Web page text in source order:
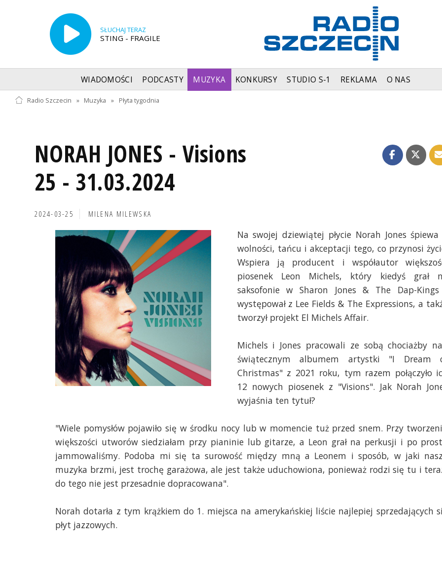
SŁUCHAJ TERAZ
STING - FRAGILE
WIADOMOŚCI PODCASTY MUZYKA KONKURSY STUDIO S-1 REKLAMA O NAS
Radio Szczecin » Muzyka » Płyta tygodnia
NORAH JONES - Visions
25 - 31.03.2024
2024-03-25 MILENA MILEWSKA
Na swojej dziewiątej płycie Norah Jones śpiewa
wolności, tańcu i akceptacji tego, co przynosi
Wspiera ją producent i współautor
piosenek Leon Michels, który kiedyś grał
saksofonie w Sharon Jones & The Dap-
występował z Lee Fields & The Expressions, a
tworzył projekt El Michels Affair.
Michels i Jones pracowali ze sobą chociażby
świątecznym albumem artystki "I Dream
Christmas" z 2021 roku, tym razem połączyło
12 nowych piosenek z "Visions". Jak Norah
wyjaśnia ten tytuł?
"Wiele pomysłów pojawiło się w środku nocy lub w momencie tuż przed snem. Przy
większości utworów siedziałam przy pianinie lub gitarze, a Leon grał na perkusji i po
jammowaliśmy. Podoba mi się ta surowość między mną a Leonem i sposób, w jaki
muzyka brzmi, jest trochę garażowa, ale jest także uduchowiona, ponieważ rodzi się tu i
do tego nie jest przesadnie dopracowana".
Norah dotarła z tym krążkiem do 1. miejsca na amerykańskiej liście najlepiej sprzedających
płyt jazzowych.